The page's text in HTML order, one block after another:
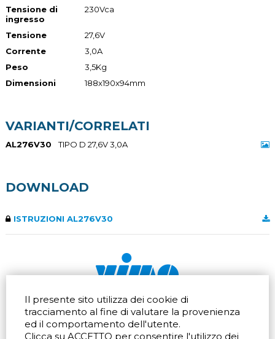
Il presente sito utilizza dei cookie di
tracciamento al fine di valutare la provenienza
ed il comportamento dell'utente.
Clicca su ACCETTO per consentire l'utilizzo dei
Tensione di
ingresso
230Vca
Tensione
27,6V
Corrente
3,0A
Peso
3,5Kg
Dimensioni
188x190x94mm
VARIANTI/CORRELATI
AL276V30 TIPO D 27,6V 3,0A
DOWNLOAD
ISTRUZIONI AL276V30
Via dell'artigianato 32Q
20865 Usmate Velate (MB)
Indicazioni Stradali
Tel. +39 039 672520
Fax +39 039 672568
Email